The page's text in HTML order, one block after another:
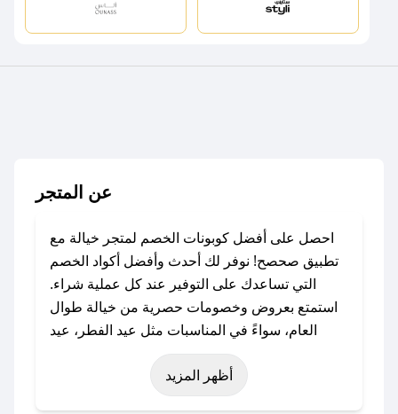
عن المتجر
احصل على أفضل كوبونات الخصم لمتجر خيالة مع
تطبيق صحصح! نوفر لك أحدث وأفضل أكواد الخصم
التي تساعدك على التوفير عند كل عملية شراء.
استمتع بعروض وخصومات حصرية من خيالة طوال
العام، سواءً في المناسبات مثل عيد الفطر، عيد
الأضحى، الجمعة البيضاء (شهر نوفمبر)، رمضان،
اليوم الوطني، يوم التأسيس، أو حتى عروض خاصة
أظهر المزيد